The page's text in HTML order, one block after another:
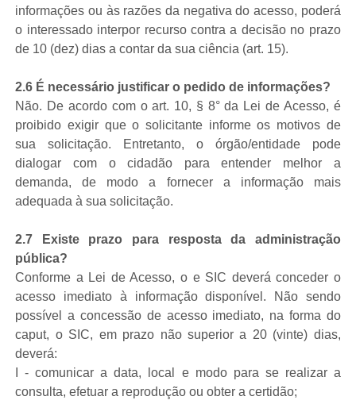
informações ou às razões da negativa do acesso, poderá
o interessado interpor recurso contra a decisão no prazo
de 10 (dez) dias a contar da sua ciência (art. 15).
2.6 É necessário justificar o pedido de informações?
Não. De acordo com o art. 10, § 8° da Lei de Acesso, é
proibido exigir que o solicitante informe os motivos de
sua solicitação. Entretanto, o órgão/entidade pode
dialogar com o cidadão para entender melhor a
demanda, de modo a fornecer a informação mais
adequada à sua solicitação.
2.7 Existe prazo para resposta da administração
pública?
Conforme a Lei de Acesso, o e SIC deverá conceder o
acesso imediato à informação disponível. Não sendo
possível a concessão de acesso imediato, na forma do
caput, o SIC, em prazo não superior a 20 (vinte) dias,
deverá:
I - comunicar a data, local e modo para se realizar a
consulta, efetuar a reprodução ou obter a certidão;